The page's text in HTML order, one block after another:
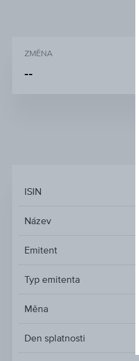
ZMĚNA
--
ISIN
Název
Emitent
Typ emitenta
Měna
Den splatnosti